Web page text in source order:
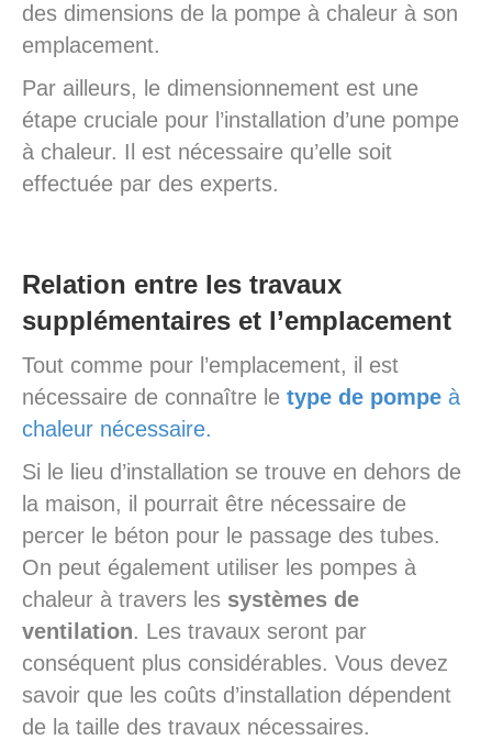
des dimensions de la pompe à chaleur à son
emplacement.
Par ailleurs, le dimensionnement est une
étape cruciale pour l’installation d’une pompe
à chaleur. Il est nécessaire qu’elle soit
effectuée par des experts.
Relation entre les travaux
supplémentaires et l’emplacement
Tout comme pour l’emplacement, il est
nécessaire de connaître le type de pompe à
chaleur nécessaire.
Si le lieu d’installation se trouve en dehors de
la maison, il pourrait être nécessaire de
percer le béton pour le passage des tubes.
On peut également utiliser les pompes à
chaleur à travers les systèmes de
ventilation. Les travaux seront par
conséquent plus considérables. Vous devez
savoir que les coûts d’installation dépendent
de la taille des travaux nécessaires.